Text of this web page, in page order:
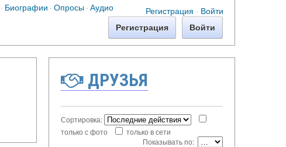
Регистрация · Войти
· Биографии ·Опросы·Аудио
Регистрация Войти
ДРУЗЬЯ
Сортировка:
только с фото
только в сети
Показывать по: